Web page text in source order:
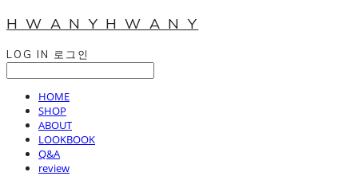
H W A N Y H W A N Y
LOG IN 로그인
HOME
SHOP
ABOUT
LOOKBOOK
Q&A
review